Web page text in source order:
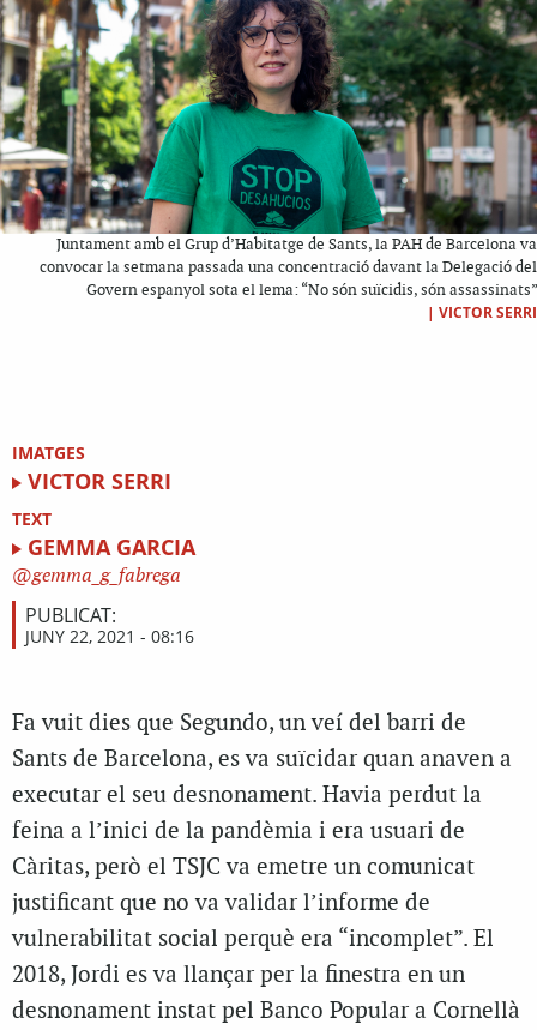
Juntament amb el Grup d’Habitatge de Sants, la PAH de Barcelona va
convocar la setmana passada una concentració davant la Delegació del
Govern espanyol sota el lema: “No són suïcidis, són assassinats”
| VICTOR SERRI
IMATGES
VICTOR SERRI
TEXT
GEMMA GARCIA
gemma_g_fabrega
PUBLICAT:
JUNY 22, 2021 - 08:16
Fa vuit dies que Segundo, un veí del barri de
Sants de Barcelona, es va suïcidar quan anaven a
executar el seu desnonament. Havia perdut la
feina a l’inici de la pandèmia i era usuari de
Càritas, però el TSJC va emetre un comunicat
justificant que no va validar l’informe de
vulnerabilitat social perquè era “incomplet”. El
2018, Jordi es va llançar per la finestra en un
desnonament instat pel Banco Popular a Cornellà